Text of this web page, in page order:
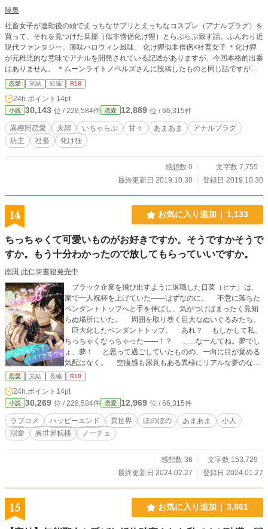
陸奥
社畜女子が連勤後の頭でえっちなサプリとえっちなコスプレ（アナルプラグ）を
買って、それを見つけた旦那（似非僧侶化け狸）とらぶらぶ致す話。ふんわり近
現代ファンタジー。薄味ハロウィン風味。 化け狸似非僧侶×社畜女子 ＊化け狸
が元稚児的な意味でアナルを開発されている記述がありますが、今回本格的出番
はありません。 ＊ムーンライトノベルズさんに投稿したものと同じ話ですが、
こちらに投稿するにあたり少しだけ改稿しています。
恋愛 完結 短編 R18
24h.ポイント 14pt
小説 30,143 位 / 228,584件 恋愛 12,889 位 / 66,315件
異種間恋愛 夫婦 いちゃらぶ 甘々 あまあま
アナルプラグ
坊主
社畜 化け狸
感想数 0
文字数 7,755
最終更新日 2019.10.30
登録日 2019.10.30
14 お気に入り追加 1,133
ちっちゃくて可愛いものがお好きですか。そうですかそうで
すか。もう十分わかったので放してもらっていいですか。
南田 此仁＠書籍発売中
ブラック企業を飛び出すように退職した日菜（ヒナ）は、
家で一人祝杯を上げていた――はずなのに。 不意に落ちた
ペンダントトップへと手を伸ばし、気がつけばまったく見知
らぬ場所にいた。 周囲を取り巻く巨大なぬいぐるみたち。
巨大化したペンダントトップ。 あれ？ もしかして私、
ちっちゃくなっちゃった――！？ ……なーんてね。夢でし
ょ、夢！ と思って過ごしていたものの、一向に目が覚める
気配はなく。 空腹感も尿意もある異様にリアルな夢のな
か、鬼のような形相の家主から隠れてドールハウスで暮らし
てみたり、仮眠中の家主にこっそりと触れてみたり。 姿を
見られたが最後、可愛いもの好きの家主からの溺愛が止まり
ません……！？ ■一話 800～1000文字ほど ■濡れ場は後半、
※マーク付き ■ご感想いただけるととっても嬉しいです( *´艸
｀)
恋愛 完結 長編 R18
24h.ポイント 14pt
小説 30,269 位 / 228,584件 恋愛 12,969 位 / 66,315件
ラブコメ ハッピーエンド 異世界 ほのぼの あまあま
小人
溺愛
異世界転移 ノーチェ
感想数 36
文字数 153,729
最終更新日 2024.02.27
登録日 2024.01.27
15 お気に入り追加 3,861